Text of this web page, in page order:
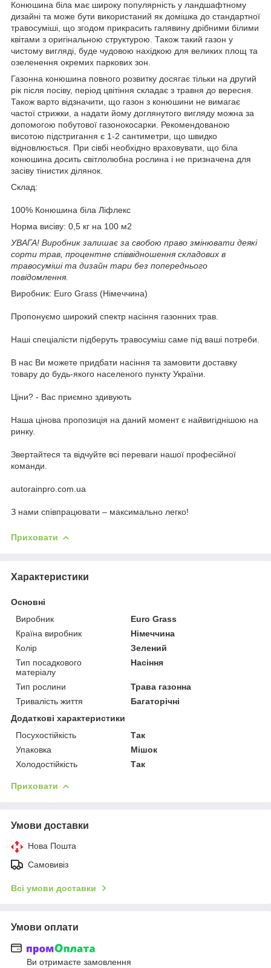
Конюшина біла має широку популярність у ландшафтному
дизайні та може бути використаний як домішка до стандартної
травосуміші, що згодом прикрасить галявину дрібними білими
квітами з оригінальною структурою. Також такий газон у
чистому вигляді, буде чудовою нахідкою для великих площ та
озеленення окремих паркових зон.
Газонна конюшина повного розвитку досягає тільки на другий
рік після посіву, період цвітіння складає з травня до вересня.
Також варто відзначити, що газон з конюшини не вимагає
частої стрижки, а надати йому доглянутого вигляду можна за
допомогою побутової газонокосарки. Рекомендованою
висотою підстригання є 1-2 сантиметри, що швидко
відновлюється. При сівбі необхідно враховувати, що біла
конюшина досить світлолюбна рослина і не призначена для
засіву тінистих ділянок.
Склад:
100% Конюшина біла Ліфлекс
Норма висіву: 0,5 кг на 100 м2
УВАГА! Виробник залишає за свобою право змінювати деякі
сорти трав, процентне співвідношення складових в
травосуміші та дизайн тари без попереднього
повідомлення.
Виробник: Euro Grass (Німеччина)
Пропонуємо широкий спектр насіння газонних трав.
Наші спеціалісти підберуть травосуміш саме під ваші потреби.
В нас Ви можете придбати насіння та замовити доставку
товару до будь-якого населеного пункту України.
Ціни? - Вас приємно здивують
Наша цінова пропозиція на даний момент є найвигіднішою на
ринку.
Звертайтеся та відчуйте всі переваги нашої професійної
команди.
autorainpro.com.ua
З нами співпрацювати – максимально легко!
Приховати
Характеристики
Основні
Виробник
Euro Grass
Країна виробник
Німеччина
Колір
Зелений
Тип посадкового
матеріалу
Насіння
Тип рослини
Трава газонна
Тривалість життя
Багаторічні
Додаткові характеристики
Посухостійкість
Так
Упаковка
Мішок
Холодостійкість
Так
Приховати
Умови доставки
Нова Пошта
Самовивіз
Всі умови доставки
Умови оплати
Ви отримаєте замовлення